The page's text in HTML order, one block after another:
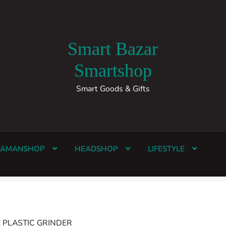
Smart Bazar
Smartshop
Smart Goods & Gifts
HEADSHOP LIFESTYLE
PLASTIC GRINDER